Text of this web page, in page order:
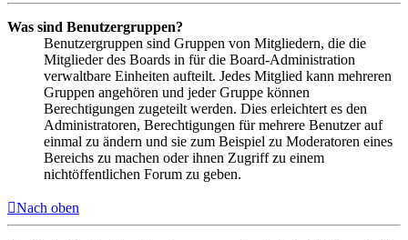
Was sind Benutzergruppen?
Benutzergruppen sind Gruppen von Mitgliedern, die die
Mitglieder des Boards in für die Board-Administration
verwaltbare Einheiten aufteilt. Jedes Mitglied kann mehreren
Gruppen angehören und jeder Gruppe können
Berechtigungen zugeteilt werden. Dies erleichtert es den
Administratoren, Berechtigungen für mehrere Benutzer auf
einmal zu ändern und sie zum Beispiel zu Moderatoren eines
Bereichs zu machen oder ihnen Zugriff zu einem
nichtöffentlichen Forum zu geben.
Nach oben